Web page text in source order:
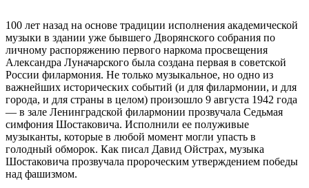
100 лет назад на основе традиции исполнения академической
музыки в здании уже бывшего Дворянского собрания по
личному распоряжению первого наркома просвещения
Александра Луначарского была создана первая в советской
России филармония. Не только музыкальное, но одно из
важнейших исторических событий (и для филармонии, и для
города, и для страны в целом) произошло 9 августа 1942 года
— в зале Ленинградской филармонии прозвучала Седьмая
симфония Шостаковича. Исполнили ее полуживые
музыканты, которые в любой момент могли упасть в
голодный обморок. Как писал Давид Ойстрах, музыка
Шостаковича прозвучала пророческим утверждением победы
над фашизмом.